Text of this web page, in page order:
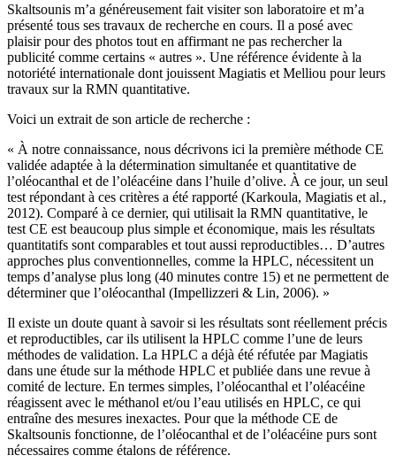
Skaltsounis m’a généreusement fait visiter son laboratoire et m’a
présenté tous ses travaux de recherche en cours. Il a posé avec
plaisir pour des photos tout en affirmant ne pas rechercher la
publicité comme certains « autres ». Une référence évidente à la
notoriété internationale dont jouissent Magiatis et Melliou pour leurs
travaux sur la RMN quantitative.
Voici un extrait de son article de recherche :
« À notre connaissance, nous décrivons ici la première méthode CE
validée adaptée à la détermination simultanée et quantitative de
l’oléocanthal et de l’oléacéine dans l’huile d’olive. À ce jour, un seul
test répondant à ces critères a été rapporté (Karkoula, Magiatis et al.,
2012). Comparé à ce dernier, qui utilisait la RMN quantitative, le
test CE est beaucoup plus simple et économique, mais les résultats
quantitatifs sont comparables et tout aussi reproductibles… D’autres
approches plus conventionnelles, comme la HPLC, nécessitent un
temps d’analyse plus long (40 minutes contre 15) et ne permettent de
déterminer que l’oléocanthal (Impellizzeri & Lin, 2006). »
Il existe un doute quant à savoir si les résultats sont réellement précis
et reproductibles, car ils utilisent la HPLC comme l’une de leurs
méthodes de validation. La HPLC a déjà été réfutée par Magiatis
dans une étude sur la méthode HPLC et publiée dans une revue à
comité de lecture. En termes simples, l’oléocanthal et l’oléacéine
réagissent avec le méthanol et/ou l’eau utilisés en HPLC, ce qui
entraîne des mesures inexactes. Pour que la méthode CE de
Skaltsounis fonctionne, de l’oléocanthal et de l’oléacéine purs sont
nécessaires comme étalons de référence.